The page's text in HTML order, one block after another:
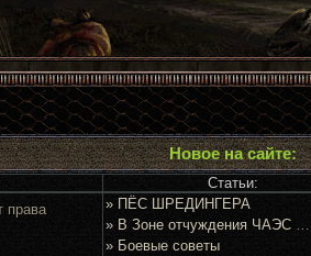
Новое на сайте:
Статьи:
права
» ПЁС ШРЕДИНГЕРА
» В Зоне отчуждения ЧАЭС задержан очередной сталкер
» Боевые советы